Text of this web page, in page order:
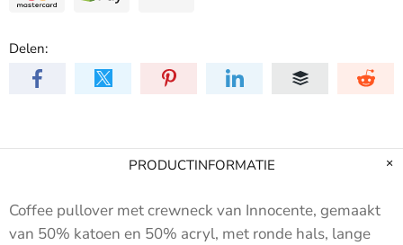
Delen:
PRODUCTINFORMATIE
Coffee pullover met crewneck van Innocente, gemaakt
van 50% katoen en 50% acryl, met ronde hals, lange